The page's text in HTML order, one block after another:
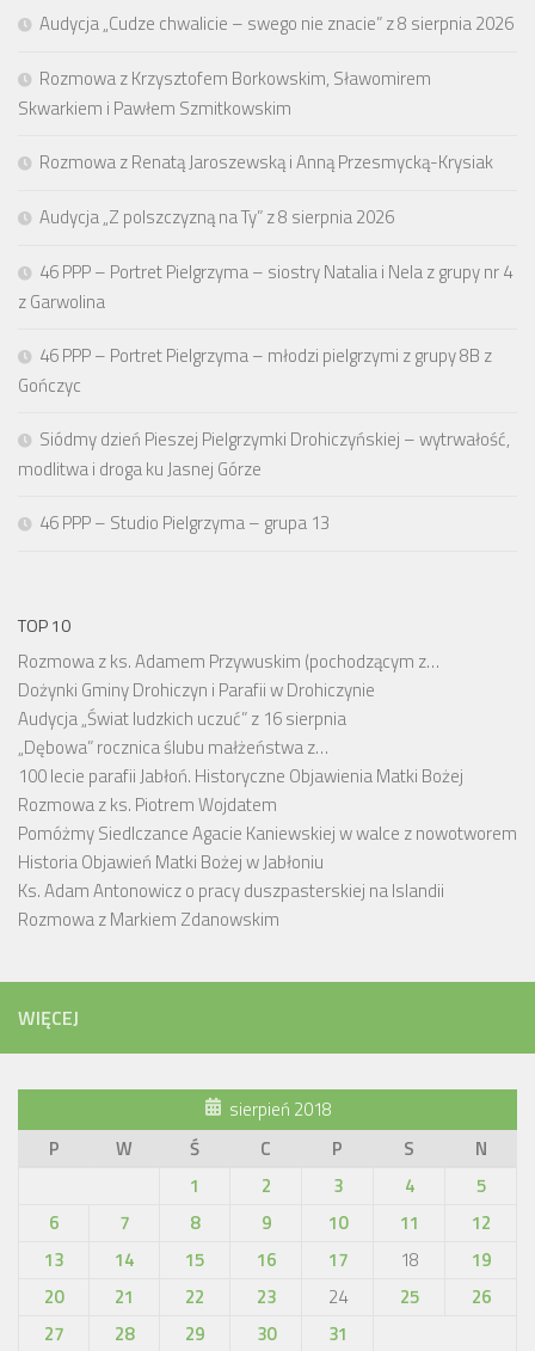
Audycja „Cudze chwalicie – swego nie znacie” z 8 sierpnia 2026
Rozmowa z Krzysztofem Borkowskim, Sławomirem
Skwarkiem i Pawłem Szmitkowskim
Rozmowa z Renatą Jaroszewską i Anną Przesmycką-Krysiak
Audycja „Z polszczyzną na Ty” z 8 sierpnia 2026
46 PPP – Portret Pielgrzyma – siostry Natalia i Nela z grupy nr 4
z Garwolina
46 PPP – Portret Pielgrzyma – młodzi pielgrzymi z grupy 8B z
Gończyc
Siódmy dzień Pieszej Pielgrzymki Drohiczyńskiej – wytrwałość,
modlitwa i droga ku Jasnej Górze
46 PPP – Studio Pielgrzyma – grupa 13
TOP 10
Rozmowa z ks. Adamem Przywuskim (pochodzącym z…
Dożynki Gminy Drohiczyn i Parafii w Drohiczynie
Audycja „Świat ludzkich uczuć” z 16 sierpnia
„Dębowa” rocznica ślubu małżeństwa z…
100 lecie parafii Jabłoń. Historyczne Objawienia Matki Bożej
Rozmowa z ks. Piotrem Wojdatem
Pomóżmy Siedlczance Agacie Kaniewskiej w walce z nowotworem
Historia Objawień Matki Bożej w Jabłoniu
Ks. Adam Antonowicz o pracy duszpasterskiej na Islandii
Rozmowa z Markiem Zdanowskim
WIĘCEJ
sierpień 2018
P
W Ś C P S
N
1
2 3 4
5
6
7 8 9 10 11
12
13
14 15 16 17 18
19
20
21 22 23 24 25
26
27
28 29 30
31